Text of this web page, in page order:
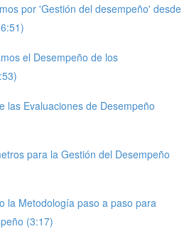
por 'Gestión del desempeño' desde
el Desempeño de los
las Evaluaciones de Desempeño
para la Gestión del Desempeño
la Metodología paso a paso para
(3:17)